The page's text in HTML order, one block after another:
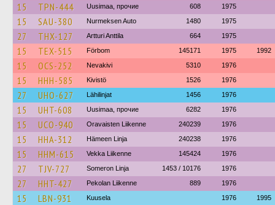
15 TPN-444 Uusimaa, прочие 608 1975
15 SAU-380 Nurmeksen Auto 1480 1975
27 THX-127 Artturi Anttila 664 1975
15 TEX-515 Förbom 145171 1975 1992
15 OCS-252 Nevakivi 5310 1976
15 HHH-585 Kivistö 1526 1976
27 UHO-627 Lähilinjat 1456 1976
15 UHT-608 Uusimaa, прочие 6282 1976
15 UCO-940 Oravaisten Liikenne 240239 1976
15 HHA-312 Hämeen Linja 240238 1976
15 HHM-615 Vekka Liikenne 145424 1976
27 TJV-727 Someron Linja 1453 / 10176 1976
27 HHT-427 Pekolan Liikenne 889 1976
15 LBN-931 Kuusela 1976 1995